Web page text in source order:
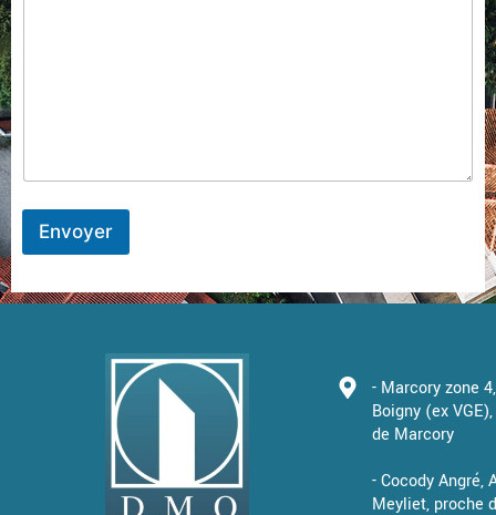
Envoyer
- Marcory zone
Boigny (ex
de Marcory
- Cocody Angré,
Meyliet, proche